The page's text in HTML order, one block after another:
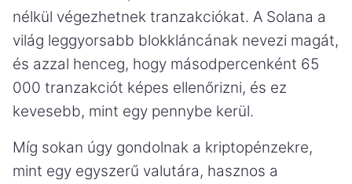
nélkül végezhetnek tranzakciókat. A Solana a
világ leggyorsabb blokkláncának nevezi magát,
és azzal henceg, hogy másodpercenként 65
000 tranzakciót képes ellenőrizni, és ez
kevesebb, mint egy pennybe kerül.
Míg sokan úgy gondolnak a kriptopénzekre,
mint egy egyszerű valutára, hasznos a